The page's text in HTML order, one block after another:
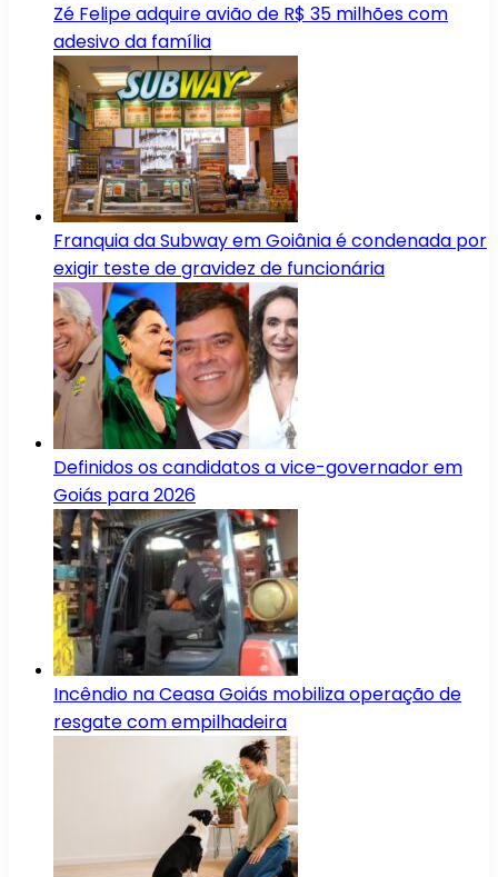
Zé Felipe adquire avião de R$ 35 milhões com
adesivo da família
Franquia da Subway em Goiânia é condenada por
exigir teste de gravidez de funcionária
Definidos os candidatos a vice-governador em
Goiás para 2026
Incêndio na Ceasa Goiás mobiliza operação de
resgate com empilhadeira